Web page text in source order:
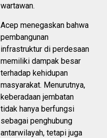
wartawan.
Acep menegaskan bahwa
pembangunan
infrastruktur di perdesaan
memiliki dampak besar
terhadap kehidupan
masyarakat. Menurutnya,
keberadaan jembatan
tidak hanya berfungsi
sebagai penghubung
antarwilayah, tetapi juga